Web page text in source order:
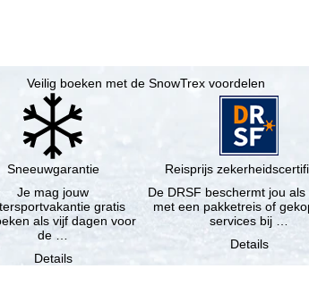
Veilig boeken met de SnowTrex voordelen
Sneeuwgarantie
Je mag jouw
gratis
als vijf dagen voor
de …
Details
Reisprijs
De DRSF beschermt jou als
met een pakketreis of gekoppelde
services bij …
Details